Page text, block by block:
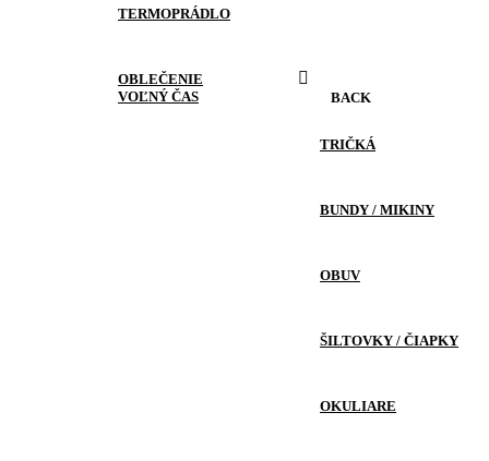
TERMOPRÁDLO
OBLEČENIE
VOĽNÝ ČAS
BACK
TRIČKÁ
BUNDY / MIKINY
OBUV
ŠILTOVKY / ČIAPKY
OKULIARE